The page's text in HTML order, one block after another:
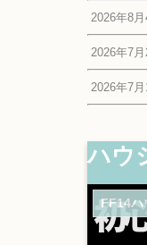
2026年8月
2026年7月
2026年7月
ハウ
FF14ハ